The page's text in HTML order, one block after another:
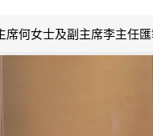
席何女士及副主席李主任